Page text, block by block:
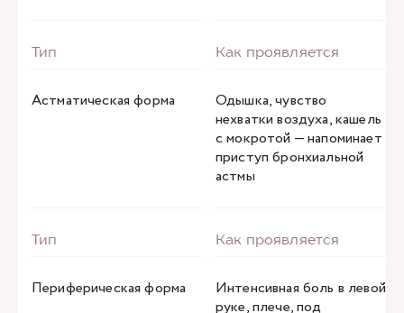
Астматическая форма
Одышка, чувство
нехватки воздуха, кашель
с мокротой — напоминает
приступ бронхиальной
астмы
Периферическая форма
Интенсивная боль в левой
руке, плече, под